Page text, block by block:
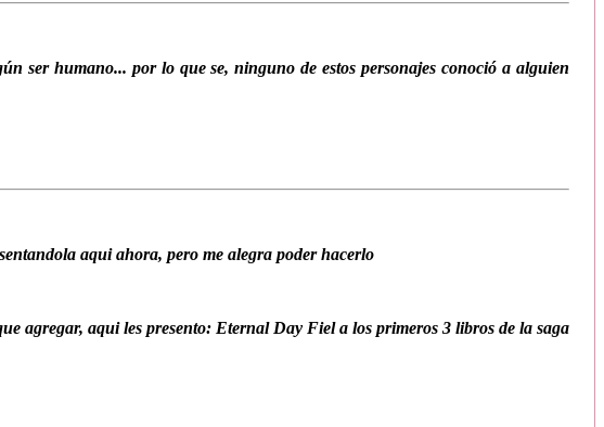
ser humano... por lo que se, ninguno de estos personajes conoció a alguien
aqui ahora, pero me alegra poder hacerlo
agregar, aqui les presento: Eternal Day Fiel a los primeros 3 libros de la saga